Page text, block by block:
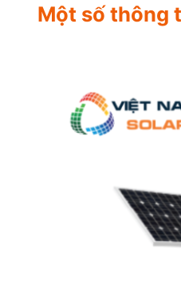
Một số thông